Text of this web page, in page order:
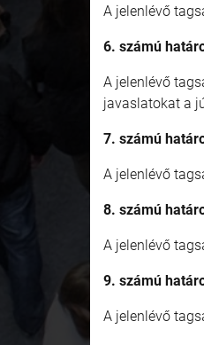
A jelenlévő
6. számú
A jelenlévő
javaslatokat a
7. számú
A jelenlévő
8. számú
A jelenlévő
9. számú
A jelenlévő